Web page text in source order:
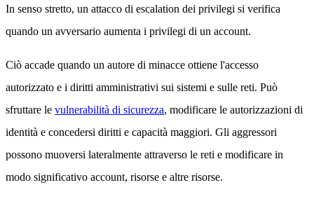
In senso stretto, un attacco di escalation dei privilegi si verifica
quando un avversario aumenta i privilegi di un account.
Ciò accade quando un autore di minacce ottiene l'accesso
autorizzato e i diritti amministrativi sui sistemi e sulle reti. Può
sfruttare le vulnerabilità di sicurezza, modificare le autorizzazioni di
identità e concedersi diritti e capacità maggiori. Gli aggressori
possono muoversi lateralmente attraverso le reti e modificare in
modo significativo account, risorse e altre risorse.